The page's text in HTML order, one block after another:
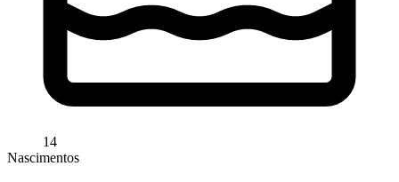
14
Nascimentos